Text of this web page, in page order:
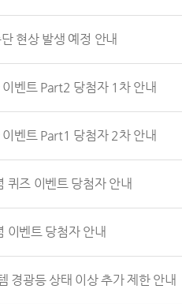
현상 발생 예정 안내
벤트 Part2 당첨자 1차 안내
벤트 Part1 당첨자 2차 안내
퀴즈 이벤트 당첨자 안내
이벤트 당첨자 안내
경광등 상태 이상 추가 제한 안내